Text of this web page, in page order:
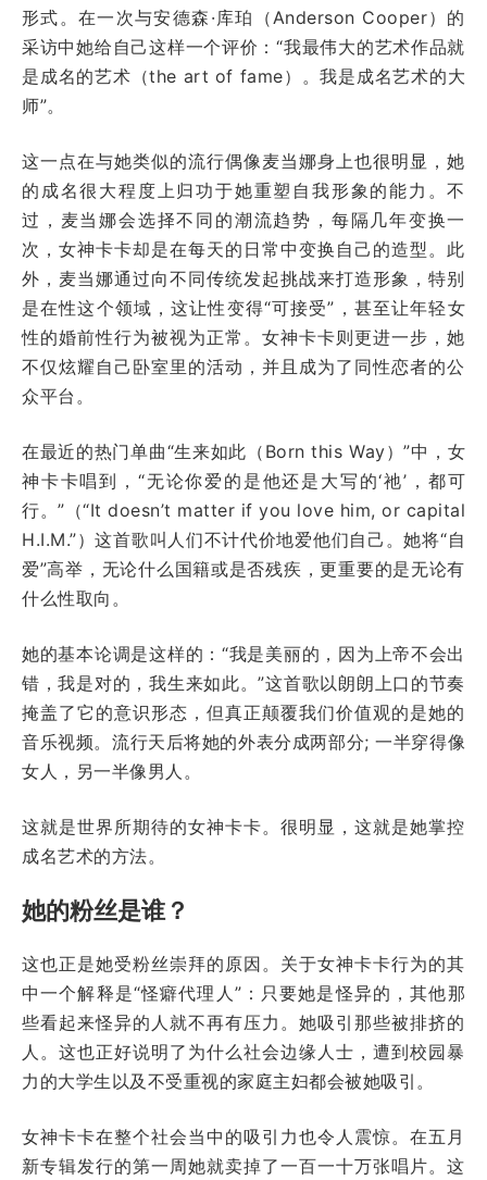
形式。在一次与安德森·库珀（Anderson Cooper）的
采访中她给自己这样一个评价：“我最伟大的艺术作品就
是成名的艺术（the art of fame）。我是成名艺术的大
师”。
这一点在与她类似的流行偶像麦当娜身上也很明显，她
的成名很大程度上归功于她重塑自我形象的能力。不
过，麦当娜会选择不同的潮流趋势，每隔几年变换一
次，女神卡卡却是在每天的日常中变换自己的造型。此
外，麦当娜通过向不同传统发起挑战来打造形象，特别
是在性这个领域，这让性变得“可接受”，甚至让年轻女
性的婚前性行为被视为正常。女神卡卡则更进一步，她
不仅炫耀自己卧室里的活动，并且成为了同性恋者的公
众平台。
在最近的热门单曲“生来如此（Born this Way）”中，女
神卡卡唱到，“无论你爱的是他还是大写的‘祂’，都可
行。”（“It doesn’t matter if you love him, or capital
H.I.M.”）这首歌叫人们不计代价地爱他们自己。她将“自
爱”高举，无论什么国籍或是否残疾，更重要的是无论有
什么性取向。
她的基本论调是这样的：“我是美丽的，因为上帝不会出
错，我是对的，我生来如此。”这首歌以朗朗上口的节奏
掩盖了它的意识形态，但真正颠覆我们价值观的是她的
音乐视频。流行天后将她的外表分成两部分; 一半穿得像
女人，另一半像男人。
这就是世界所期待的女神卡卡。很明显，这就是她掌控
成名艺术的方法。
她的粉丝是谁？
这也正是她受粉丝崇拜的原因。关于女神卡卡行为的其
中一个解释是“怪癖代理人”：只要她是怪异的，其他那
些看起来怪异的人就不再有压力。她吸引那些被排挤的
人。这也正好说明了为什么社会边缘人士，遭到校园暴
力的大学生以及不受重视的家庭主妇都会被她吸引。
女神卡卡在整个社会当中的吸引力也令人震惊。在五月
新专辑发行的第一周她就卖掉了一百一十万张唱片。这